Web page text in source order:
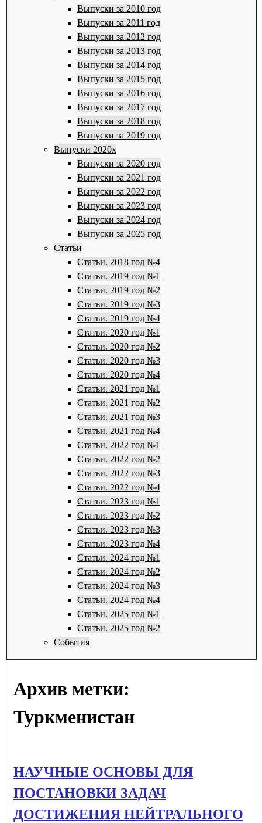
Выпуски за 2010 год
Выпуски за 2011 год
Выпуски за 2012 год
Выпуски за 2013 год
Выпуски за 2014 год
Выпуски за 2015 год
Выпуски за 2016 год
Выпуски за 2017 год
Выпуски за 2018 год
Выпуски за 2019 год
Выпуски 2020х
Выпуски за 2020 год
Выпуски за 2021 год
Выпуски за 2022 год
Выпуски за 2023 год
Выпуски за 2024 год
Выпуски за 2025 год
Статьи
Статьи. 2018 год №4
Статьи. 2019 год №1
Статьи. 2019 год №2
Статьи. 2019 год №3
Статьи. 2019 год №4
Статьи. 2020 год №1
Статьи. 2020 год №2
Статьи. 2020 год №3
Статьи. 2020 год №4
Статьи. 2021 год №1
Статьи. 2021 год №2
Статьи. 2021 год №3
Статьи. 2021 год №4
Статьи. 2022 год №1
Статьи. 2022 год №2
Статьи. 2022 год №3
Статьи. 2022 год №4
Статьи. 2023 год №1
Статьи. 2023 год №2
Статьи. 2023 год №3
Статьи. 2023 год №4
Статьи. 2024 год №1
Статьи. 2024 год №2
Статьи. 2024 год №3
Статьи. 2024 год №4
Статьи. 2025 год №1
Статьи. 2025 год №2
События
Архив метки:
Туркменистан
НАУЧНЫЕ ОСНОВЫ ДЛЯ
ПОСТАНОВКИ ЗАДАЧ
ДОСТИЖЕНИЯ НЕЙТРАЛЬНОГО